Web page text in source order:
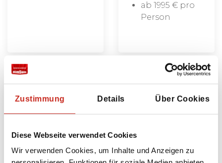
Zustimmung Details Über Cookies
Diese Webseite verwendet Cookies
Wir verwenden Cookies, um Inhalte und Anzeigen zu
ab 1995 € pro
Person